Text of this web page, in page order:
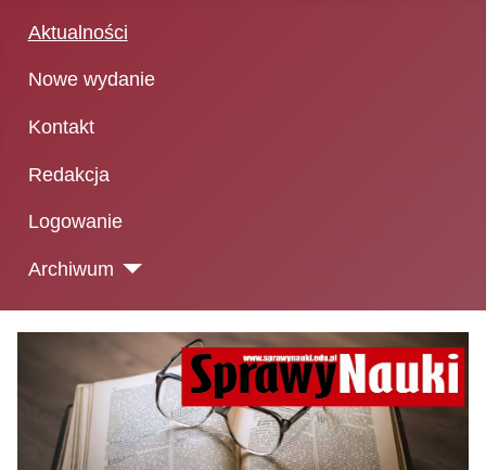
Aktualności
Nowe wydanie
Kontakt
Redakcja
Logowanie
Archiwum